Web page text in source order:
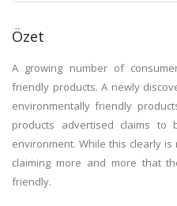
Özet
A growing number of
friendly products. A newly
environmentally friendly
products advertised claims
environment. While this clearly
claiming more and more that
friendly.